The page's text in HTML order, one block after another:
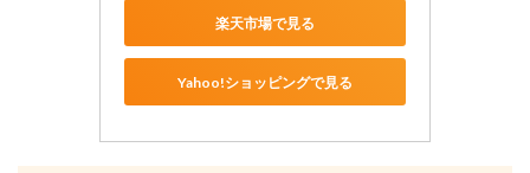
楽天市場で見る
Yahoo!ショッピングで見る